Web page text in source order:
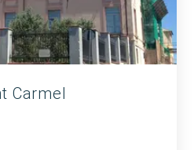
Carmel